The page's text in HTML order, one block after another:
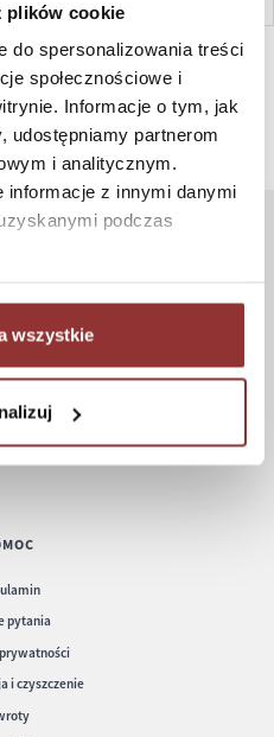
plików cookie
do spersonalizowania treści
społecznościowe i
Informacje o tym, jak
udostępniamy partnerom
i analitycznym.
informacje z innymi danymi
podczas
wszystkie
992, +48 608
zamówienia
pytania
i czyszczenie